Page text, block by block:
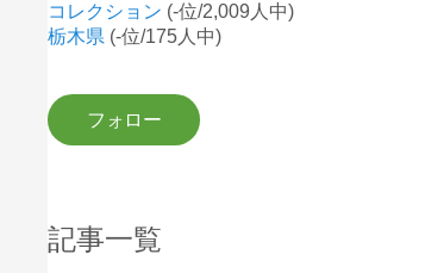
コレクション (-位/2,009人中)
栃木県 (-位/175人中)
記事一覧